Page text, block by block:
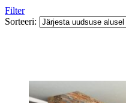
Filter
Sorteeri: